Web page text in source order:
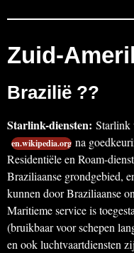
Zuid-
Brazilië ??
Starlink-diensten: Starlink
en.wikipedia.org na
Residentiële en Roam-
Braziliaanse grondgebied,
kunnen door Braziliaanse
Maritieme service is
(bruikbaar voor schepen
en ook luchtvaartdiensten